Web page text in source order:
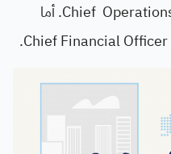
يُعرف باللغة الإنجليزية بـChief Operations Officer. أما